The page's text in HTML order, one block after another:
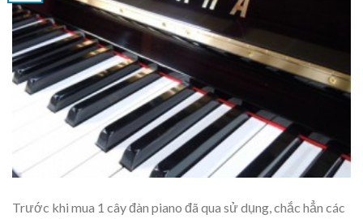
Trước khi mua 1 cây đàn piano đã qua sử dụng, chắc hẳn các